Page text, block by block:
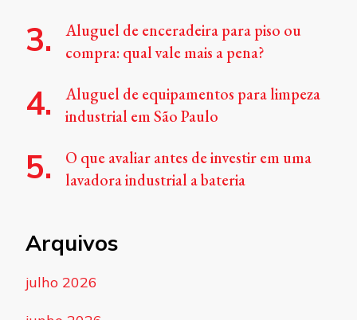
Aluguel de enceradeira para piso ou
compra: qual vale mais a pena?
Aluguel de equipamentos para limpeza
industrial em São Paulo
O que avaliar antes de investir em uma
lavadora industrial a bateria
Arquivos
julho 2026